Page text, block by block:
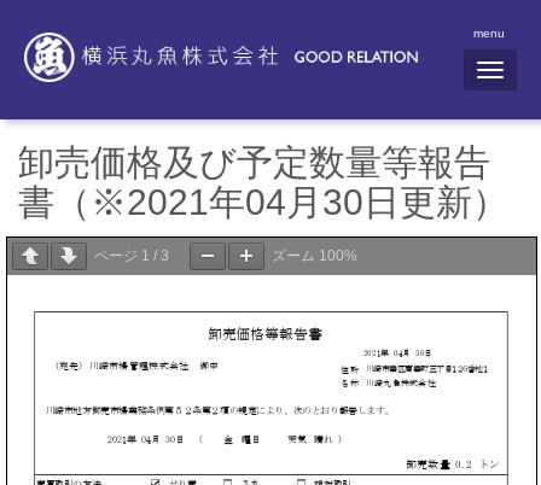
menu
N
a
i
n
卸売価格及び予定数量等報告
書（※2021年04月30日更新）
ページ 1 / 3 ズーム 100%